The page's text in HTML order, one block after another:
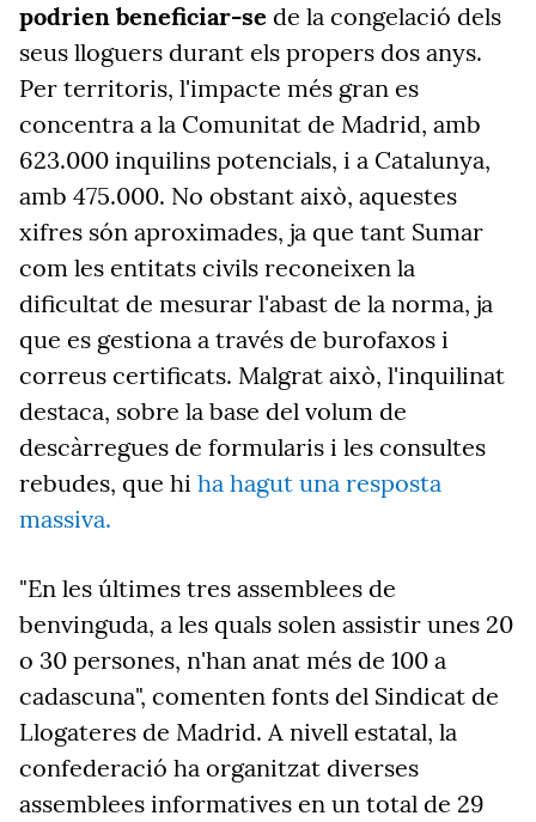
podrien beneficiar-se de la congelació dels
seus lloguers durant els propers dos anys.
Per territoris, l'impacte més gran es
concentra a la Comunitat de Madrid, amb
623.000 inquilins potencials, i a Catalunya,
amb 475.000. No obstant això, aquestes
xifres són aproximades, ja que tant Sumar
com les entitats civils reconeixen la
dificultat de mesurar l'abast de la norma, ja
que es gestiona a través de burofaxos i
correus certificats. Malgrat això, l'inquilinat
destaca, sobre la base del volum de
descàrregues de formularis i les consultes
rebudes, que hi ha hagut una resposta
massiva.
"En les últimes tres assemblees de
benvinguda, a les quals solen assistir unes 20
o 30 persones, n'han anat més de 100 a
cadascuna", comenten fonts del Sindicat de
Llogateres de Madrid. A nivell estatal, la
confederació ha organitzat diverses
assemblees informatives en un total de 29